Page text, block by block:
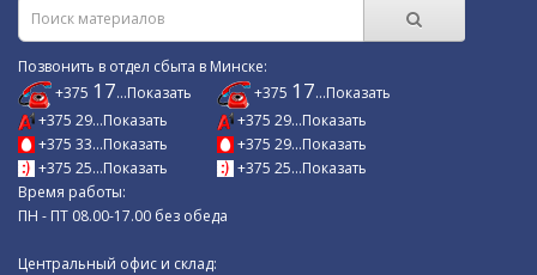
Позвонить в отдел сбыта в Минске:
+375 17...Показать
+375 29...Показать
+375 33...Показать
+375 25...Показать
+375 17...Показать
+375 29...Показать
+375 29...Показать
+375 25...Показать
Время работы:
ПН - ПТ 08.00-17.00 без обеда
Центральный офис и склад: